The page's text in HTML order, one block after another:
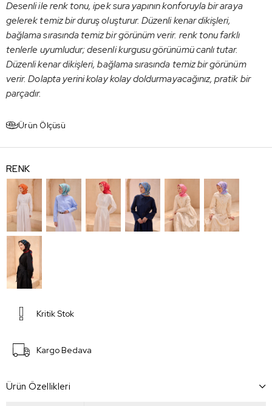
Desenli ile renk tonu, ipek sura yapının konforuyla bir araya
gelerek temiz bir duruş oluşturur. Düzenli kenar dikişleri,
bağlama sırasında temiz bir görünüm verir. renk tonu farklı
tenlerle uyumludur; desenli kurgusu görünümü canlı tutar.
Düzenli kenar dikişleri, bağlama sırasında temiz bir görünüm
verir. Dolapta yerini kolay kolay doldurmayacağınız, pratik bir
parçadır.
Ürün Ölçüsü
RENK
Kritik Stok
Kargo Bedava
Ürün Özellikleri